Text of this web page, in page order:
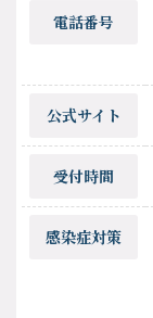
電話番号
公式サイト
受付時間
感染症対策